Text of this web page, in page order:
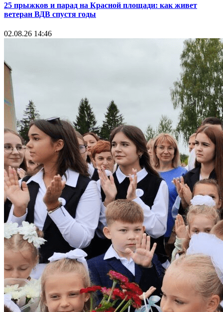
25 прыжков и парад на Красной площади: как живет
ветеран ВДВ спустя годы
02.08.26 14:46